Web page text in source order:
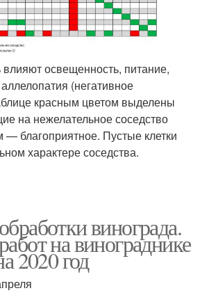
освещенность, питание,
(негативное
красным цветом выделены
на нежелательное соседство
— благоприятное. Пустые клетки
характере соседства.
винограда.
на винограднике
2020 год